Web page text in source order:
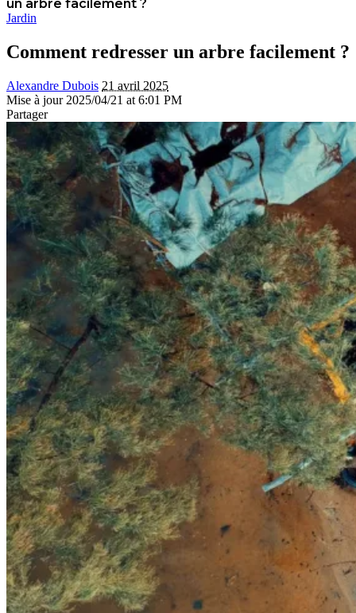
un arbre facilement ?
Jardin
Comment redresser un arbre facilement ?
Alexandre Dubois 21 avril 2025
Mise à jour 2025/04/21 at 6:01 PM
Partager